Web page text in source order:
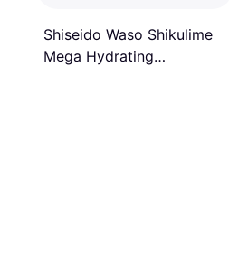
Shiseido Waso Shikulime
Mega Hydrating